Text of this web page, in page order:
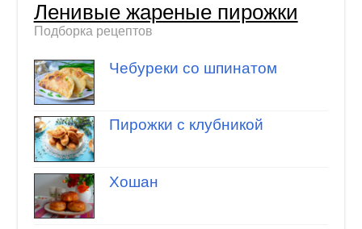
Ленивые жареные пирожки
Подборка рецептов
Чебуреки со шпинатом
Пирожки с клубникой
Хошан